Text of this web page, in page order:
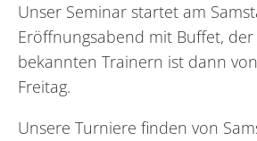
Unser Seminar startet am
Eröffnungsabend mit Buffet,
bekannten Trainern ist dann
Freitag.
Unsere Turniere finden von